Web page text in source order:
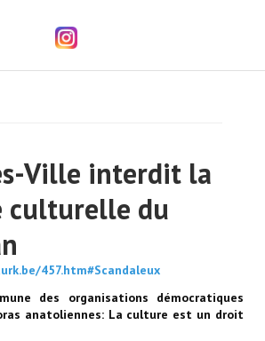
🗳️
Ville interdit la
culturelle du
457.htm#Scandaleux
des organisations démocratiques
anatoliennes: La culture est un droit